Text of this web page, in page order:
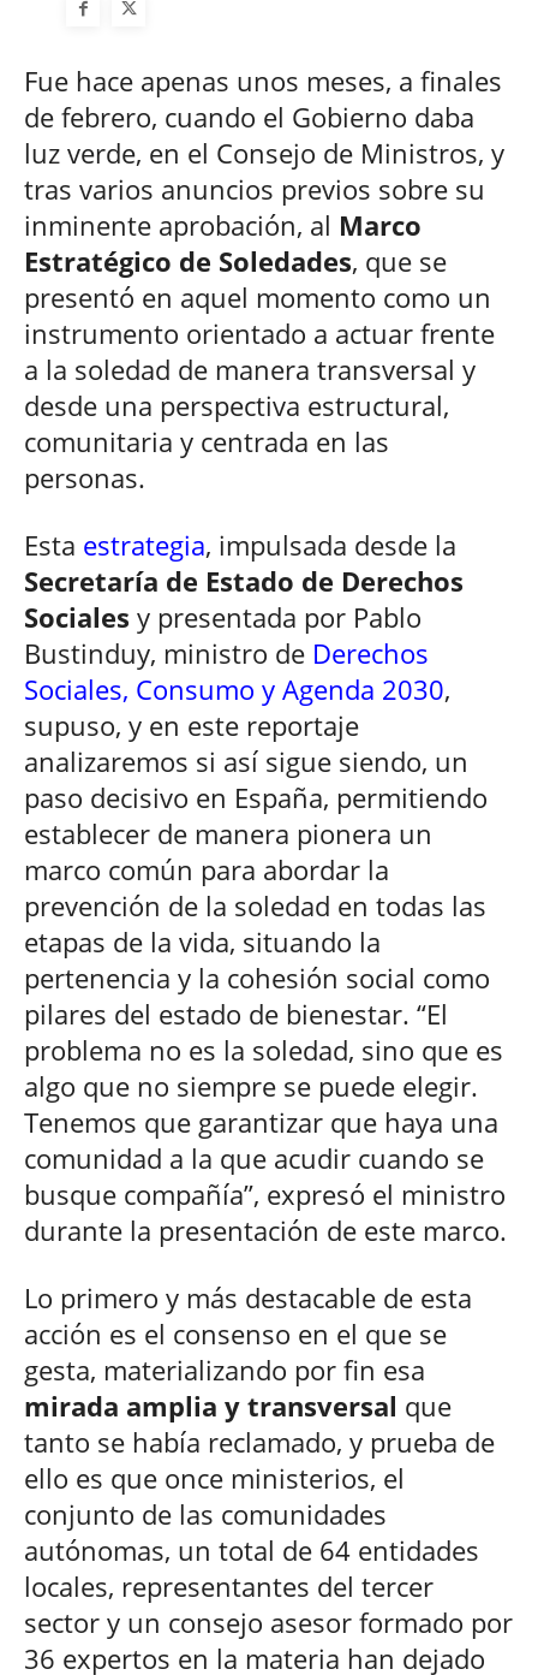
Fue hace apenas unos meses, a finales
de febrero, cuando el Gobierno daba
luz verde, en el Consejo de Ministros, y
tras varios anuncios previos sobre su
inminente aprobación, al Marco
Estratégico de Soledades, que se
presentó en aquel momento como un
instrumento orientado a actuar frente
a la soledad de manera transversal y
desde una perspectiva estructural,
comunitaria y centrada en las
personas.
Esta estrategia, impulsada desde la
Secretaría de Estado de Derechos
Sociales y presentada por Pablo
Bustinduy, ministro de Derechos
Sociales, Consumo y Agenda 2030,
supuso, y en este reportaje
analizaremos si así sigue siendo, un
paso decisivo en España, permitiendo
establecer de manera pionera un
marco común para abordar la
prevención de la soledad en todas las
etapas de la vida, situando la
pertenencia y la cohesión social como
pilares del estado de bienestar. “El
problema no es la soledad, sino que es
algo que no siempre se puede elegir.
Tenemos que garantizar que haya una
comunidad a la que acudir cuando se
busque compañía”, expresó el ministro
durante la presentación de este marco.
Lo primero y más destacable de esta
acción es el consenso en el que se
gesta, materializando por fin esa
mirada amplia y transversal que
tanto se había reclamado, y prueba de
ello es que once ministerios, el
conjunto de las comunidades
autónomas, un total de 64 entidades
locales, representantes del tercer
sector y un consejo asesor formado por
36 expertos en la materia han dejado